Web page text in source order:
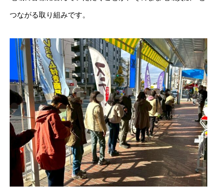
つながる取り組みです。